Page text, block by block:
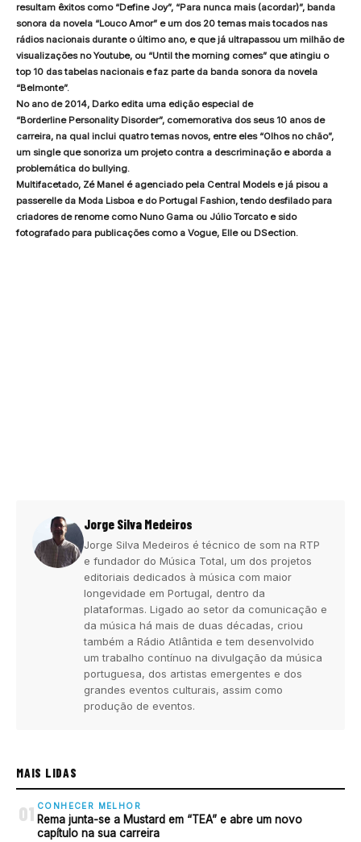
resultam êxitos como “Define Joy”, “Para nunca mais (acordar)”, banda
sonora da novela “Louco Amor” e um dos 20 temas mais tocados nas
rádios nacionais durante o último ano, e que já ultrapassou um milhão de
visualizações no Youtube, ou “Until the morning comes” que atingiu o
top 10 das tabelas nacionais e faz parte da banda sonora da novela
“Belmonte”.
No ano de 2014, Darko edita uma edição especial de
“Borderline Personality Disorder”, comemorativa dos seus 10 anos de
carreira, na qual inclui quatro temas novos, entre eles “Olhos no chão”,
um single que sonoriza um projeto contra a descriminação e aborda a
problemática do bullying.
Multifacetado, Zé Manel é agenciado pela Central Models e já pisou a
passerelle da Moda Lisboa e do Portugal Fashion, tendo desfilado para
criadores de renome como Nuno Gama ou Júlio Torcato e sido
fotografado para publicações como a Vogue, Elle ou DSection.
Jorge Silva Medeiros
Jorge Silva Medeiros é técnico de som na RTP
e fundador do Música Total, um dos projetos
editoriais dedicados à música com maior
longevidade em Portugal, dentro da
plataformas. Ligado ao setor da comunicação e
da música há mais de duas décadas, criou
também a Rádio Atlântida e tem desenvolvido
um trabalho contínuo na divulgação da música
portuguesa, dos artistas emergentes e dos
grandes eventos culturais, assim como
produção de eventos.
MAIS LIDAS
01 CONHECER MELHOR
Rema junta-se a Mustard em “TEA” e abre um novo
capítulo na sua carreira